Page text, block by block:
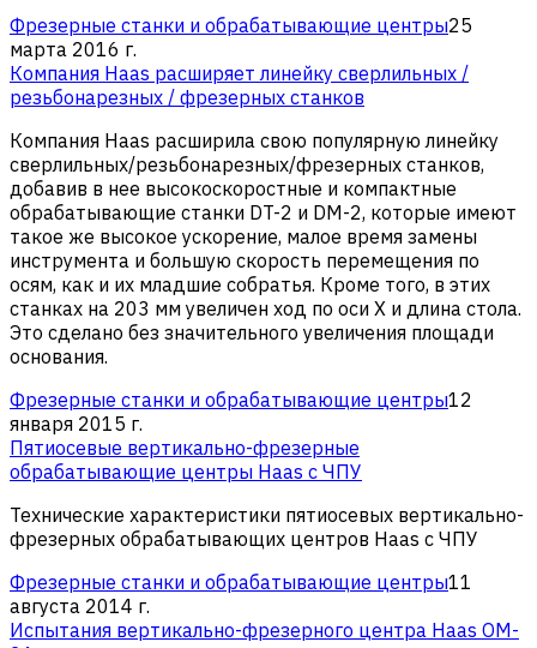
Фрезерные станки и обрабатывающие центры25
марта 2016 г.
Компания Haas расширяет линейку сверлильных /
резьбонарезных / фрезерных станков
Компания Haas расширила свою популярную линейку
сверлильных/резьбонарезных/фрезерных станков,
добавив в нее высокоскоростные и компактные
обрабатывающие станки DT-2 и DM-2, которые имеют
такое же высокое ускорение, малое время замены
инструмента и большую скорость перемещения по
осям, как и их младшие собратья. Кроме того, в этих
станках на 203 мм увеличен ход по оси X и длина стола.
Это сделано без значительного увеличения площади
основания.
Фрезерные станки и обрабатывающие центры12
января 2015 г.
Пятиосевые вертикально-фрезерные
обрабатывающие центры Haas с ЧПУ
Технические характеристики пятиосевых вертикально-
фрезерных обрабатывающих центров Haas с ЧПУ
Фрезерные станки и обрабатывающие центры11
августа 2014 г.
Испытания вертикально-фрезерного центра Haas OM-